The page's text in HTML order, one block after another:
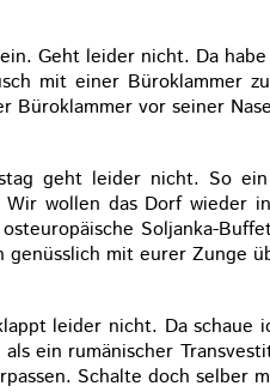
Geht leider nicht. Da
mit einer Büroklammer
Büroklammer vor seiner
geht leider nicht. So
Wir wollen das Dorf wieder
Soljanka-
genüsslich mit eurer Zunge
leider nicht. Da
ein rumänischer
Schalte doch selber